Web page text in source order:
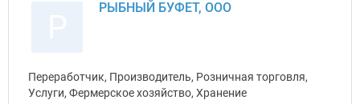
РЫБНЫЙ БУФЕТ, ООО
Переработчик, Производитель, Розничная торговля,
Услуги, Фермерское хозяйство, Хранение